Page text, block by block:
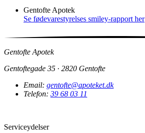
Gentofte Apotek
Se fødevarestyrelses smiley-rapport her
Gentofte Apotek
Gentoftegade 35 · 2820 Gentofte
Email: gentofte@apoteket.dk
Telefon: 39 68 03 11
Serviceydelser